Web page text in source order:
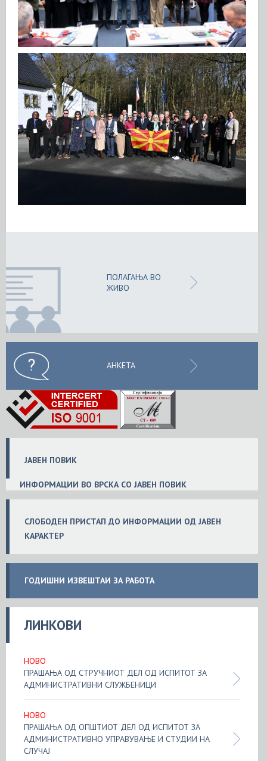
ПОЛАГАЊА ВО
ЖИВО
АНКЕТА
ЈАВЕН ПОВИК
ИНФОРМАЦИИ ВО ВРСКА СО ЈАВЕН ПОВИК
СЛОБОДЕН ПРИСТАП ДО ИНФОРМАЦИИ ОД ЈАВЕН
КАРАКТЕР
ГОДИШНИ ИЗВЕШТАИ ЗА РАБОТА
ЛИНКОВИ
НОВО
ПРАШАЊА ОД СТРУЧНИОТ ДЕЛ ОД ИСПИТОТ ЗА
АДМИНИСТРАТИВНИ СЛУЖБЕНИЦИ
НОВО
ПРАШАЊА ОД ОПШТИОТ ДЕЛ ОД ИСПИТОТ ЗА
АДМИНИСТРАТИВНО УПРАВУВАЊЕ И СТУДИИ НА
СЛУЧАЈ